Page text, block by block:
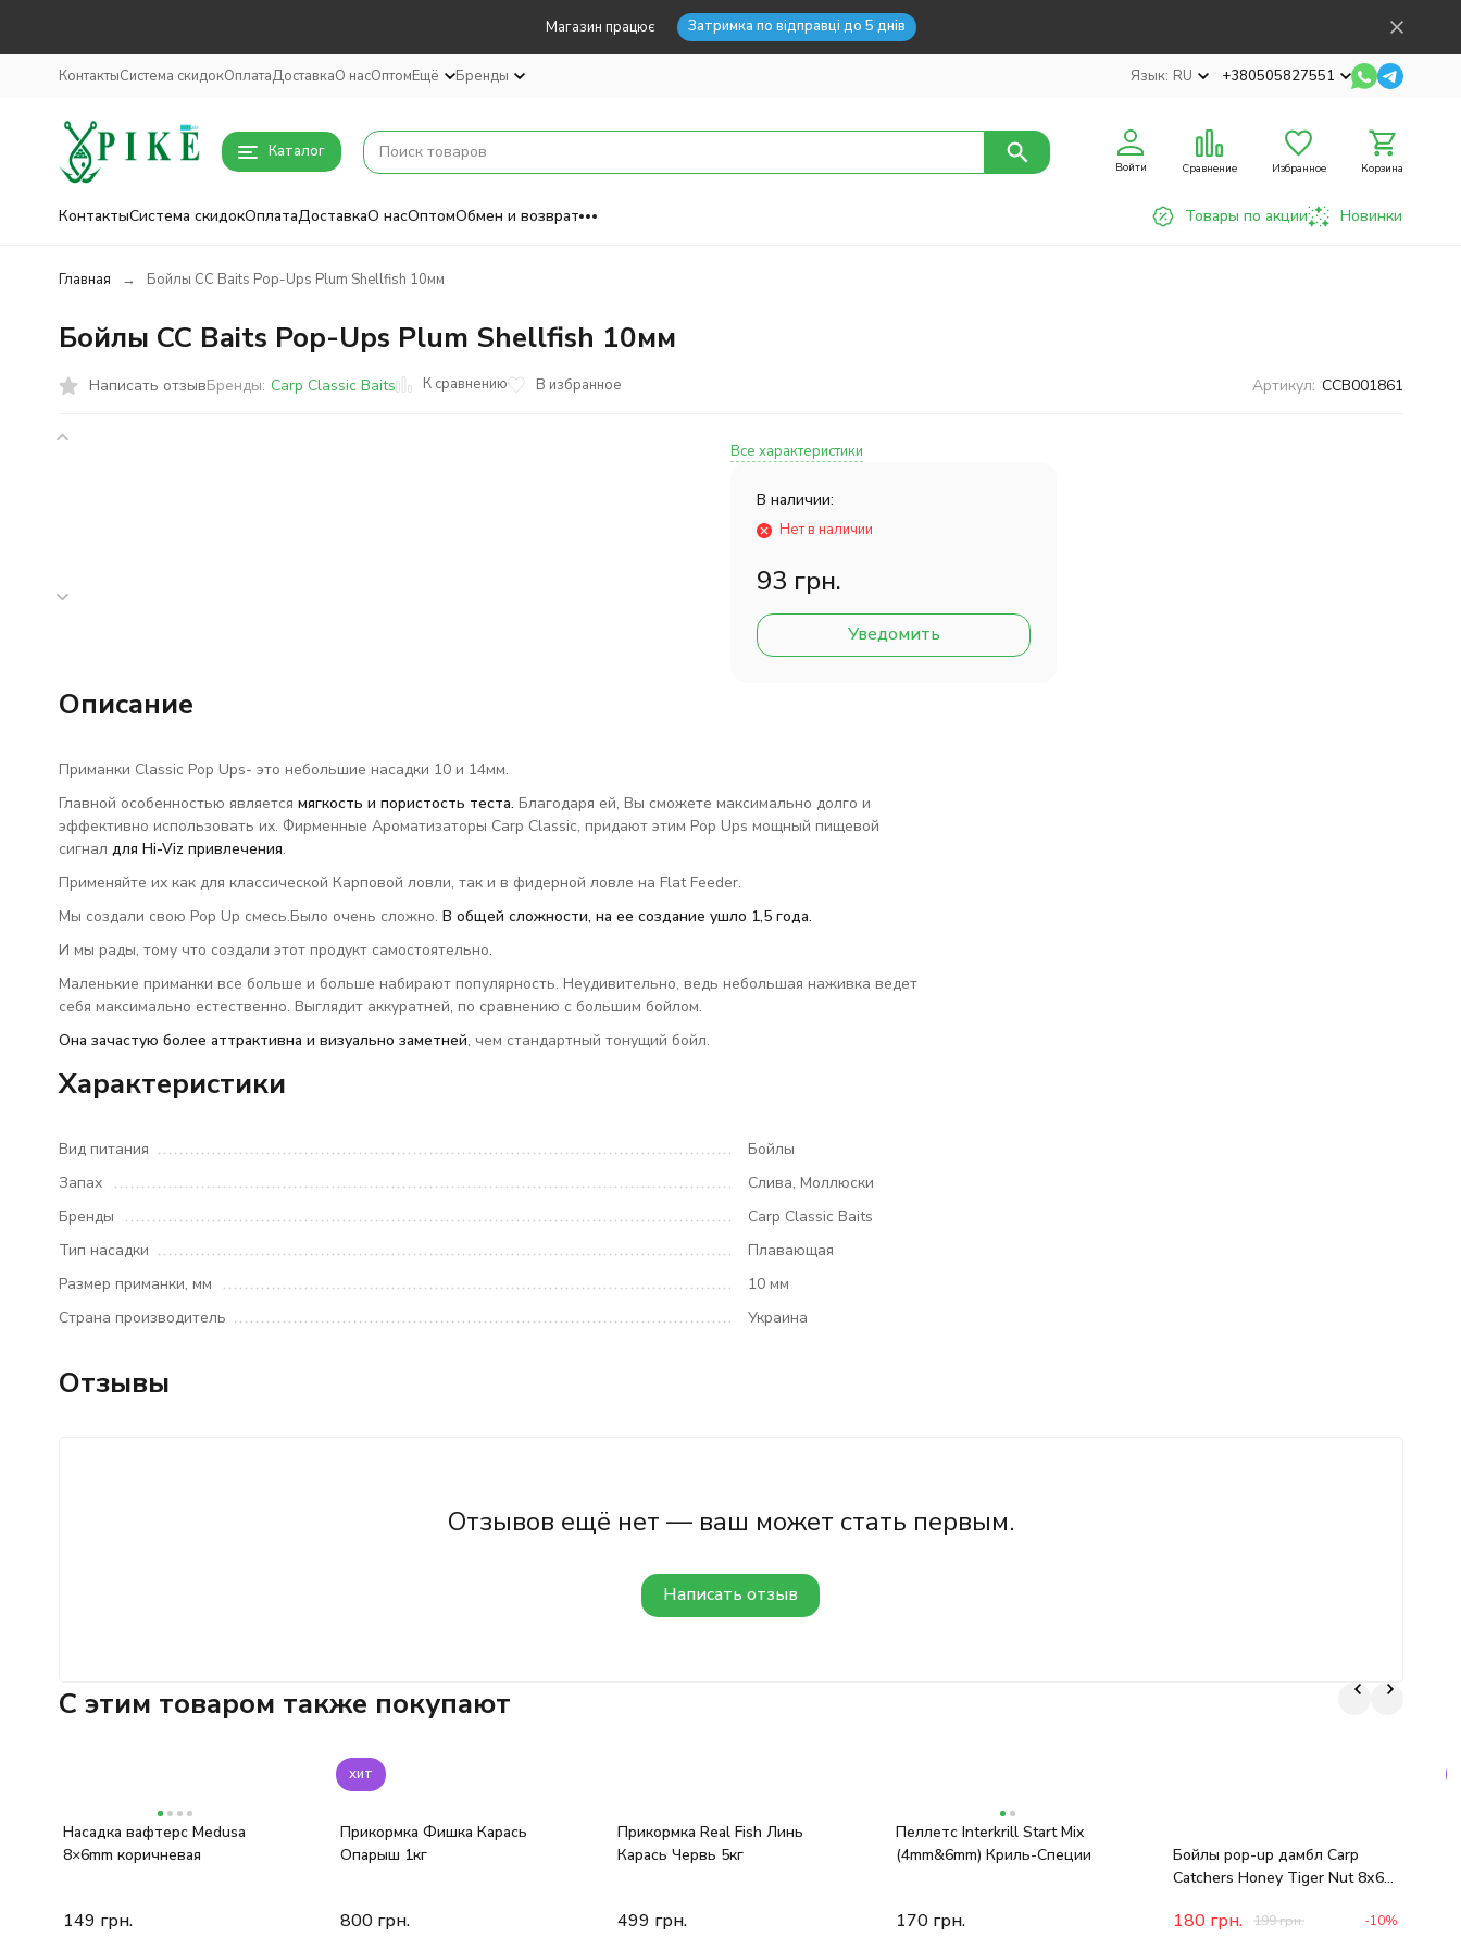
Магазин працює Затримка по відправці до 5 днів
КонтактыСистема скидокОплатаДоставкаО насОптомЕщё Бренды Язык: RU +380505827551
Каталог
Войти Сравнение Избранное Корзина
КонтактыСистема скидокОплатаДоставкаО насОптомОбмен и возврат Товары по акции Новинки
Главная Бойлы CC Baits Pop-Ups Plum Shellfish 10мм
Бойлы CC Baits Pop-Ups Plum Shellfish 10мм
Написать отзывБренды: Carp Classic Baits К сравнению В избранное Артикул: CCB001861
Все характеристики
В наличии:
Нет в наличии
93 грн.
Уведомить
Описание
Приманки Classic Pop Ups- это небольшие насадки 10 и 14мм.
Главной особенностью является мягкость и пористость теста. Благодаря ей, Вы сможете максимально долго и
эффективно использовать их. Фирменные Ароматизаторы Carp Classic, придают этим Pop Ups мощный пищевой
сигнал для Hi-Viz привлечения.
Применяйте их как для классической Карповой ловли, так и в фидерной ловле на Flat Feeder.
Мы создали свою Pop Up смесь.Было очень сложно. В общей сложности, на ее создание ушло 1,5 года.
И мы рады, тому что создали этот продукт самостоятельно.
Маленькие приманки все больше и больше набирают популярность. Неудивительно, ведь небольшая наживка ведет
себя максимально естественно. Выглядит аккуратней, по сравнению с большим бойлом.
Она зачастую более аттрактивна и визуально заметней, чем стандартный тонущий бойл.
Характеристики
Вид питания
Бойлы
Запах
Слива, Моллюски
Бренды
Carp Classic Baits
Тип насадки
Плавающая
Размер приманки, мм
10 мм
Страна производитель
Украина
Отзывы
Отзывов ещё нет — ваш может стать первым.
Написать отзыв
C этим товаром также покупают
Насадка вафтерс Medusa
8×6mm коричневая
149 грн.
хит
Прикормка Фишка Карась
Опарыш 1кг
800 грн.
Прикормка Real Fish Линь
Карась Червь 5кг
499 грн.
Пеллетс Interkrill Start Mix
(4mm&6mm) Криль-Специи
170 грн.
Бойлы pop-up дамбл Carp
Catchers Honey Tiger Nut 8х6
180 грн. 199грн. -10%